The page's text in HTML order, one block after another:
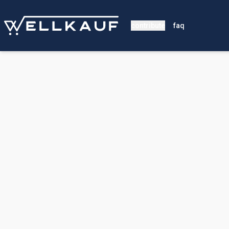
faq